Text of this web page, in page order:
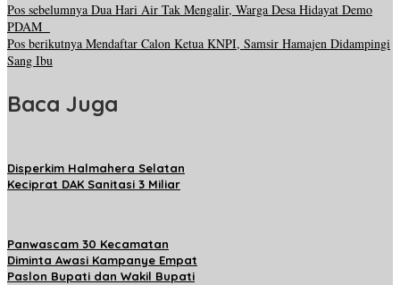
Pos sebelumnya Dua Hari Air Tak Mengalir, Warga Desa Hidayat Demo
PDAM
Pos berikutnya Mendaftar Calon Ketua KNPI, Samsir Hamajen Didampingi
Sang Ibu
Baca Juga
Disperkim Halmahera Selatan
Keciprat DAK Sanitasi 3 Miliar
Panwascam 30 Kecamatan
Diminta Awasi Kampanye Empat
Paslon Bupati dan Wakil Bupati